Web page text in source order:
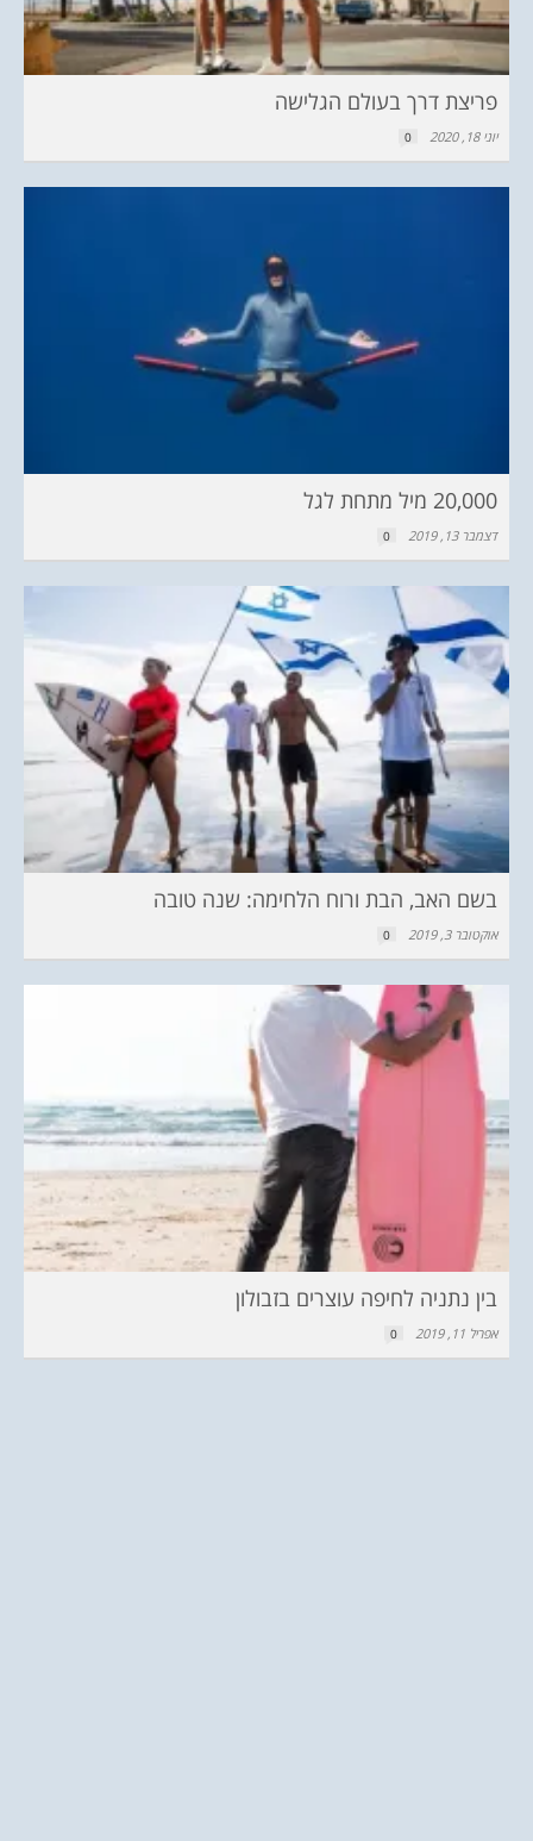
פריצת דרך בעולם הגלישה
יוני 18, 2020 0
20,000 מיל מתחת לגל
דצמבר 13, 2019 0
בשם האב, הבת ורוח הלחימה: שנה טובה
אוקטובר 3, 2019 0
בין נתניה לחיפה עוצרים בזבולון
אפריל 11, 2019 0